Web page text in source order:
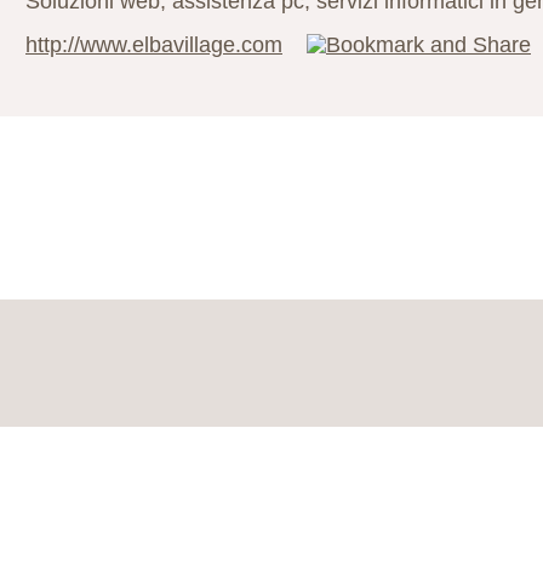
http://www.elbavillage.com